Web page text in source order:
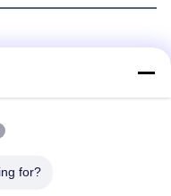
for?